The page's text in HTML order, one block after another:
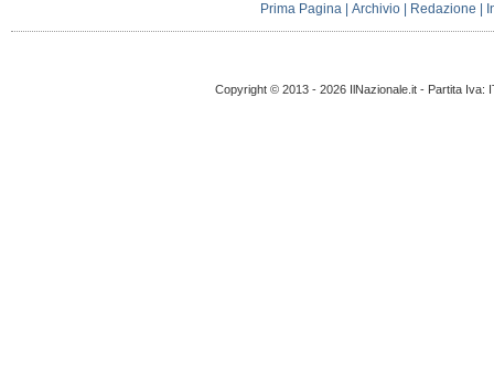
Prima Pagina |Archivio Redazione
Copyright © 2013 - 2026 IlNazionale.it - Partita Iva: